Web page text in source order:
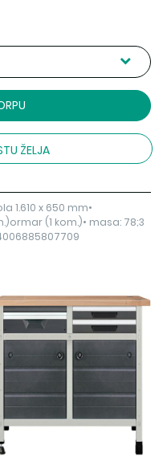
ŽELJA
1.610 x 650 mm•
(1 kom.)• masa: 78;3